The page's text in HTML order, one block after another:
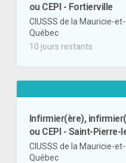
ou CEPI - Fortierville
CIUSSS de la Mauricie-
Québec
10 jours restants
Infirmier(ère),
ou CEPI - Saint-Pierre-
CIUSSS de la Mauricie-
Québec